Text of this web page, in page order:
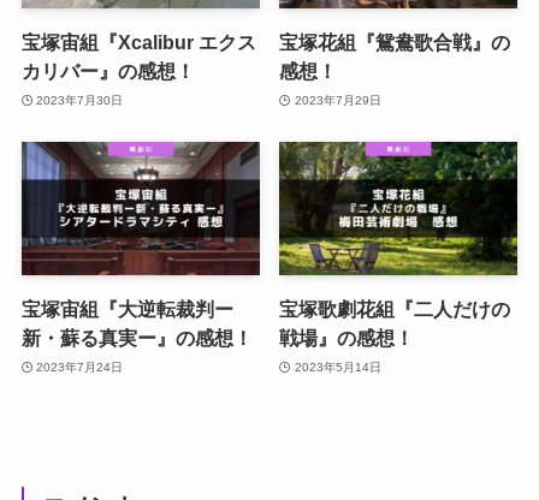
宝塚宙組『Xcalibur エクス
カリバー』の感想！
2023年7月30日
宝塚花組『鴛鴦歌合戦』の
感想！
2023年7月29日
宝塚宙組『大逆転裁判ー
新・蘇る真実ー』の感想！
2023年7月24日
宝塚歌劇花組『二人だけの
戦場』の感想！
2023年5月14日